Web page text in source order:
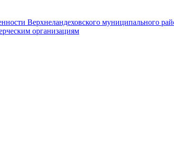
Верхнеландеховского муниципального
организациям